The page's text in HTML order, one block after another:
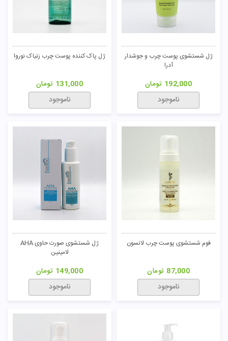
ژل شستشوی پوست چرب و جوشدار
آدرا
192,000 تومان
ناموجود
ژل پاک کننده پوست چرب زنیاک نوروا
131,000 تومان
ناموجود
فوم شستشوی پوست چرب لانسون
87,000 تومان
ناموجود
ژل شستشوی صورت حاوی AHA
لامینین
149,000 تومان
ناموجود